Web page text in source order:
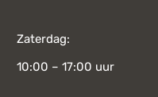
Zaterdag:
10:00 – 17:00 uur